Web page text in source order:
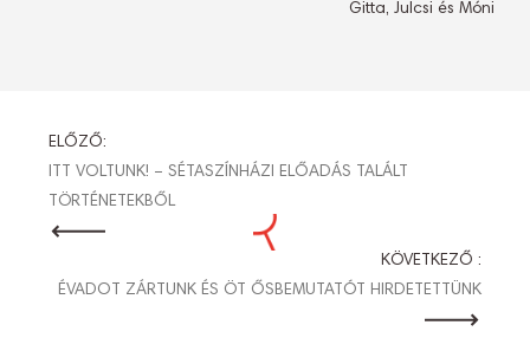
Gitta, Julcsi és Móni
BEJEGYZÉS
NAVIGÁCIÓ
ELŐZŐ:
ITT VOLTUNK! – SÉTASZÍNHÁZI ELŐADÁS TALÁLT
TÖRTÉNETEKBŐL
KÖVETKEZŐ :
ÉVADOT ZÁRTUNK ÉS ÖT ŐSBEMUTATÓT HIRDETETTÜNK